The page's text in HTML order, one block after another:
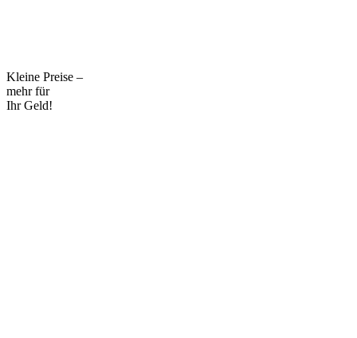
Kleine Preise –
mehr für
Ihr Geld!